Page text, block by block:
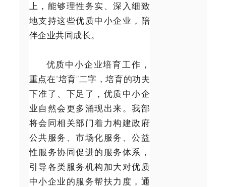
上，能够理性务实、深入细致
地支持这些优质中小企业，陪
伴企业共同成长。
优质中小企业培育工作，
重点在“培育”二字，培育的功夫
下准了、下足了，优质中小企
业自然会更多涌现出来。我部
将会同相关部门着力构建政府
公共服务、市场化服务、公益
性服务协同促进的服务体系，
引导各类服务机构加大对优质
中小企业的服务帮扶力度，通